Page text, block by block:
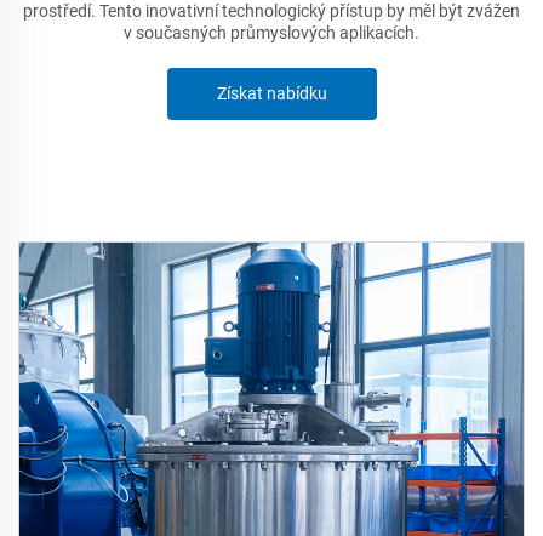
prostředí. Tento inovativní technologický přístup by měl být zvážen
v současných průmyslových aplikacích.
Získat nabídku